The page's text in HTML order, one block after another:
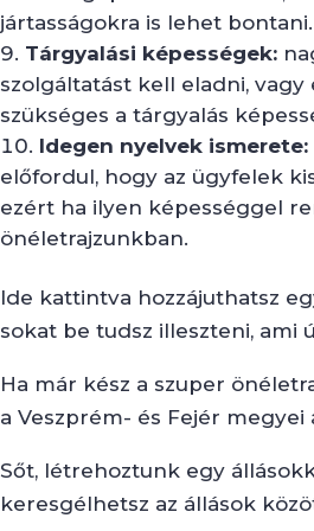
jártasságokra is lehet bontani.
Tárgyalási képességek:
szolgáltatást kell eladni,
szükséges a tárgyalás
Idegen nyelvek ismerete:
előfordul, hogy az ügyfelek
ezért ha ilyen képességgel
önéletrajzunkban.
Ide kattintva hozzájuthatsz
sokat be tudsz illeszteni, ami
Ha már kész a szuper
a Veszprém- és Fejér
Sőt, létrehoztunk egy
keresgélhetsz az állások